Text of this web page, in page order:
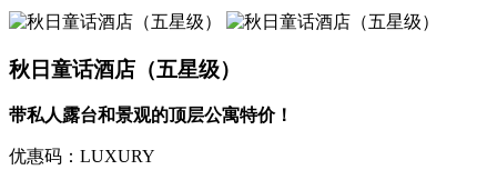
秋日童话酒店（五星级）
带私人露台和景观的顶层公寓特价！
优惠码：LUXURY